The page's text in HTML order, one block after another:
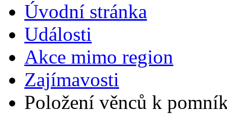
Úvodní stránka
Události
Akce mimo region
Zajímavosti
Položení věnců k